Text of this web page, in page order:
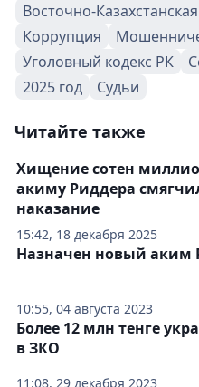
Восточно-
Коррупция
Уголовный кодекс РК
2025 год
Судьи
Читайте также
15:42, 18 декабря 2025
Хищение сотен
акиму Риддера
наказание
10:55, 04 августа 2023
Назначен новый аким
11:08, 29 декабря 2023
Более 12 млн тенге
в ЗКО